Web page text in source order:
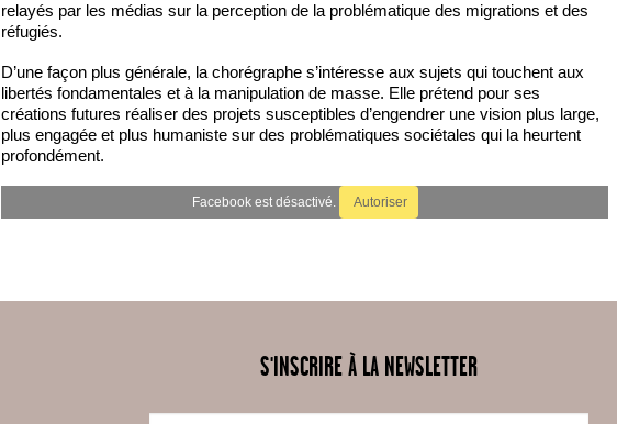
relayés par les médias sur la perception de la problématique des migrations et des
réfugiés.
D’une façon plus générale, la chorégraphe s’intéresse aux sujets qui touchent aux
libertés fondamentales et à la manipulation de masse. Elle prétend pour ses
créations futures réaliser des projets susceptibles d’engendrer une vision plus large,
plus engagée et plus humaniste sur des problématiques sociétales qui la heurtent
profondément.
Facebook est désactivé. Autoriser
S'INSCRIRE À LA NEWSLETTER